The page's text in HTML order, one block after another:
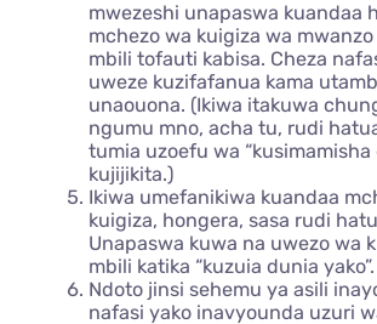
mwezeshi unapaswa kuandaa
mchezo wa kuigiza wa
mbili tofauti kabisa. Cheza
uweze kuzifafanua kama
unaouona. (Ikiwa itakuwa
ngumu mno, acha tu, rudi
tumia uzoefu wa “kusimamisha
kujijikita.)
Ikiwa umefanikiwa kuandaa
kuigiza, hongera, sasa rudi
Unapaswa kuwa na uwezo wa
mbili katika “kuzuia dunia yako”.
Ndoto jinsi sehemu ya asili
nafasi yako inavyounda uzuri